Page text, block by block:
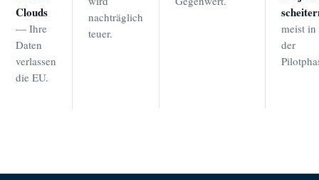
Clouds
— Ihre
Daten
verlassen
die EU.
nachträglich
teuer.
meist in
der